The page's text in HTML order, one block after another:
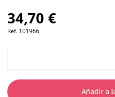
34,70 €
Ref. 101966
Añadir a